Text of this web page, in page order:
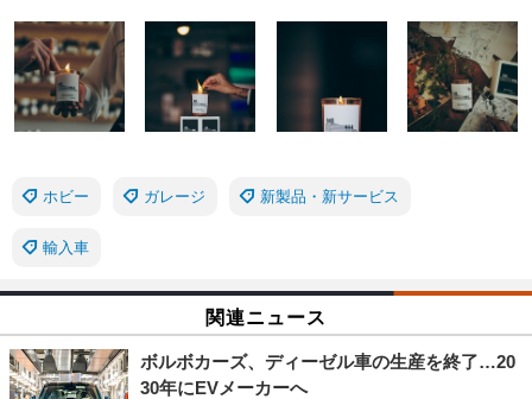
ホビー ガレージ 新製品・新サービス
輸入車
関連ニュース
ボルボカーズ、ディーゼル車の生産を終了…20
30年にEVメーカーへ